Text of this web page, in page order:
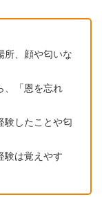
所、顔や匂いな
、「恩を忘れ
験したことや匂
験は覚えやす